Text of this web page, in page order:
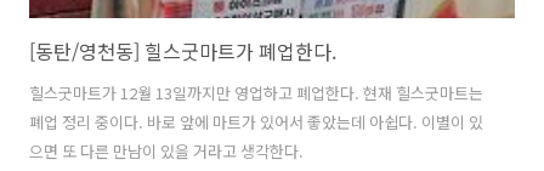
[동탄/영천동] 힐스굿마트가 폐업한다.
힐스굿마트가 12월 13일까지만 영업하고 폐업한다. 현재 힐스굿마트는
폐업 정리 중이다. 바로 앞에 마트가 있어서 좋았는데 아쉽다. 이별이 있
으면 또 다른 만남이 있을 거라고 생각한다.